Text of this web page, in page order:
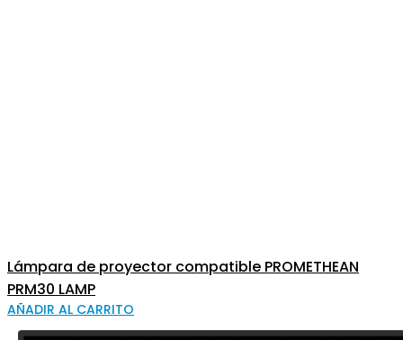
Lámpara de proyector compatible PROMETHEAN
PRM30 LAMP
AÑADIR AL CARRITO